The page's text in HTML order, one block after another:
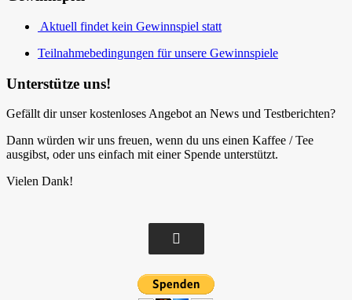
Aktuell findet kein Gewinnspiel statt
Teilnahmebedingungen für unsere Gewinnspiele
Unterstütze uns!
Gefällt dir unser kostenloses Angebot an News und Testberichten?
Dann würden wir uns freuen, wenn du uns einen Kaffee / Tee
ausgibst, oder uns einfach mit einer Spende unterstützt.
Vielen Dank!